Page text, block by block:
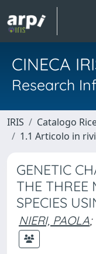
CINECA
Research
IRIS Catalogo
1.1 Articolo in
GENETIC
THE THREE
SPECIES
NIERI, PAOLA;